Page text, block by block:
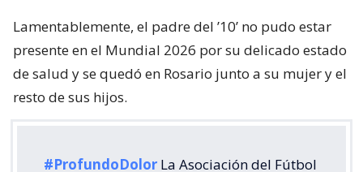
Lamentablemente, el padre del ’10’ no pudo estar
presente en el Mundial 2026 por su delicado estado
de salud y se quedó en Rosario junto a su mujer y el
resto de sus hijos.
#ProfundoDolor La Asociación del Fútbol